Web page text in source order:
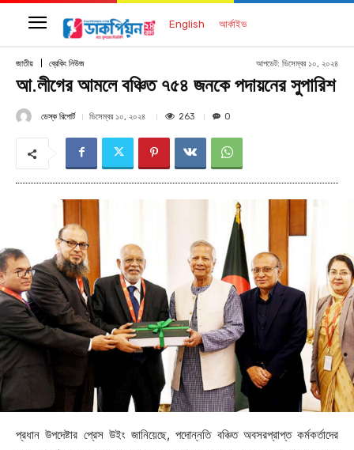
English আর্কাইভ
জাতীয় ব্রেকিং নিউজ আপডেট: ডিসেম্বর ১০, ২০২৪
আ.লীগের আমলে বঞ্চিত ৭৫৪ জনকে পদায়নের সুপারিশ
ডেস্ক রিপোর্ট ডিসেম্বর ১০, ২০২৪ 263 0
প্রধান উপদেষ্টার প্রেস উইং জানিয়েছে, পদোন্নতি বঞ্চিত অবসরপ্রাপ্ত কর্মকর্তাদের